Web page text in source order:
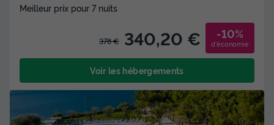
Meilleur prix pour 7 nuits
378 € 340,20 € -10%
d'économie
Voir les hébergements